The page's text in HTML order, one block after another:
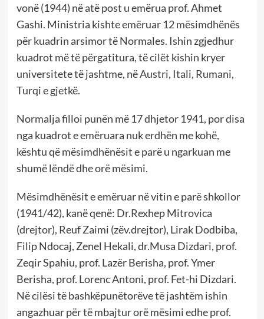
vonë (1944) në atë post u emërua prof. Ahmet
Gashi. Ministria kishte emëruar 12 mësimdhënës
për kuadrin arsimor të Normales. Ishin zgjedhur
kuadrot më të përgatitura, të cilët kishin kryer
universitete të jashtme, në Austri, Itali, Rumani,
Turqi e gjetkë.
Normalja filloi punën më 17 dhjetor 1941, por disa
nga kuadrot e emëruara nuk erdhën me kohë,
kështu që mësimdhënësit e parë u ngarkuan me
shumë lëndë dhe orë mësimi.
Mësimdhënësit e emëruar në vitin e parë shkollor
(1941/42), kanë qenë: Dr.Rexhep Mitrovica
(drejtor), Reuf Zaimi (zëv.drejtor), Lirak Dodbiba,
Filip Ndocaj, Zenel Hekali, dr.Musa Dizdari, prof.
Zeqir Spahiu, prof. Lazër Berisha, prof. Ymer
Berisha, prof. Lorenc Antoni, prof. Fet-hi Dizdari.
Në cilësi të bashkëpunëtorëve të jashtëm ishin
angazhuar për të mbajtur orë mësimi edhe prof.